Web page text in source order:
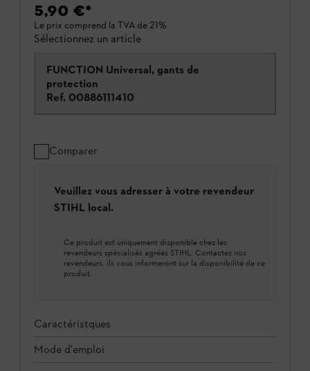
5,90 €*
Le prix comprend la TVA de 21%.
Sélectionnez un article
FUNCTION Universal, gants de
protection
Ref. 00886111410
Comparer
Veuillez vous adresser à votre revendeur
STIHL local.
Ce produit est uniquement disponible chez les
revendeurs spécialisés agréés STIHL. Contactez nos
revendeurs, ils vous informeront sur la disponibilité de ce
produit.
Caractéristques
Mode d'emploi